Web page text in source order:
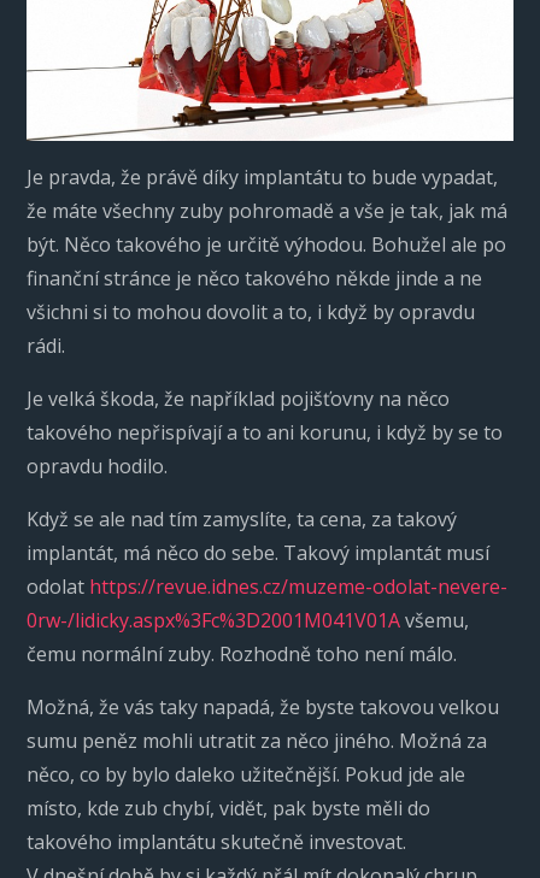
Je pravda, že právě díky implantátu to bude vypadat,
že máte všechny zuby pohromadě a vše je tak, jak má
být. Něco takového je určitě výhodou. Bohužel ale po
finanční stránce je něco takového někde jinde a ne
všichni si to mohou dovolit a to, i když by opravdu
rádi.
Je velká škoda, že například pojišťovny na něco
takového nepřispívají a to ani korunu, i když by se to
opravdu hodilo.
Když se ale nad tím zamyslíte, ta cena, za takový
implantát, má něco do sebe. Takový implantát musí
odolat https://revue.idnes.cz/muzeme-odolat-nevere-
0rw-/lidicky.aspx%3Fc%3D2001M041V01Avšemu,
čemu normální zuby. Rozhodně toho není málo.
Možná, že vás taky napadá, že byste takovou velkou
sumu peněz mohli utratit za něco jiného. Možná za
něco, co by bylo daleko užitečnější. Pokud jde ale
místo, kde zub chybí, vidět, pak byste měli do
takového implantátu skutečně investovat.